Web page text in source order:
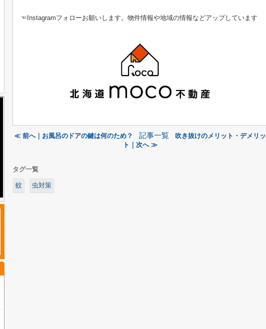
☜Instagramフォローお願いします。物件情報や地域の情報などアップしています
≪ 前へ｜お風呂のドアの鍵は何のため？ 記事一覧
吹き抜けのメリット・デメリッ
ト｜次へ ≫
タグ一覧
蚊 虫対策